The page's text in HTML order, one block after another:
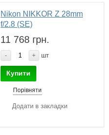
Nikon NIKKOR Z 28mm
f/2.8 (SE)
11 768 грн.
- + шт
Купити
Порівняти
Додати в закладки